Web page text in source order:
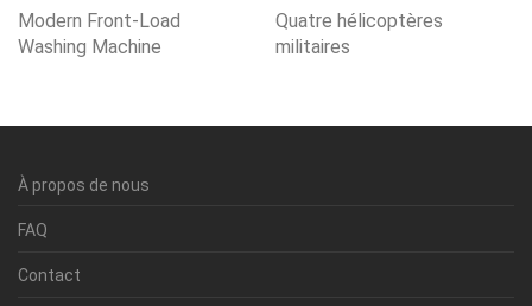
Modern Front-Load
Washing Machine
Quatre hélicoptères
militaires
À propos de nous
FAQ
Contact